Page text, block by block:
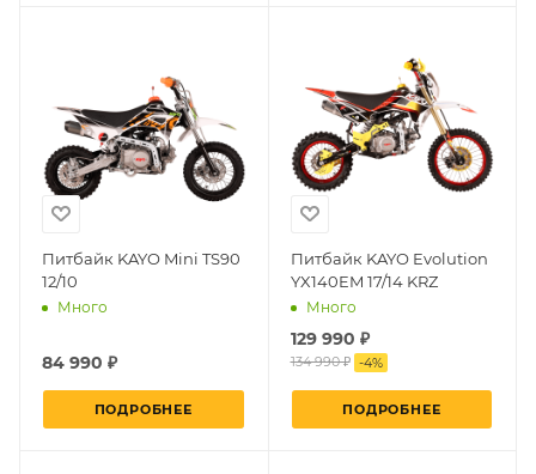
Питбайк KAYO Mini TS90
12/10
Много
84 990 ₽
ПОДРОБНЕЕ
Питбайк KAYO Evolution
YX140EM 17/14 KRZ
Много
129 990 ₽
134 990 ₽ -4%
ПОДРОБНЕЕ